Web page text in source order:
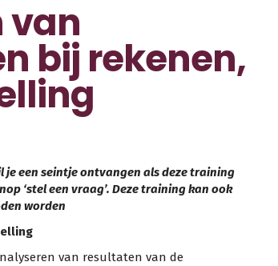
van
bij rekenen,
je een seintje ontvangen als deze training
‘stel een vraag’. Deze training kan ook
worden
van resultaten van de